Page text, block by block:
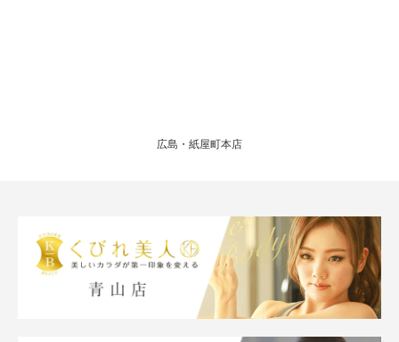
広島・紙屋町本店